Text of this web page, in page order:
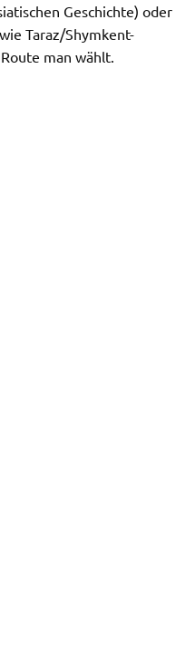
Geschichte) oder
Taraz/Shymkent-
man wählt.